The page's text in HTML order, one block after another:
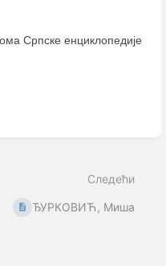
Српске енциклопедије
Следећи
ЂУРКОВИЋ, Миша